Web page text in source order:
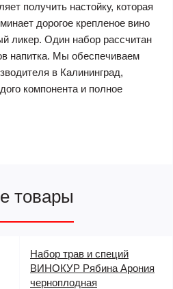
получить настойку, которая
дорогое крепленое вино
ликер. Один набор рассчитан
напитка. Мы обеспечиваем
в Калининград,
компонента и полное
товары
Набор трав и специй
ВИНОКУР Рябина Арония
черноплодная